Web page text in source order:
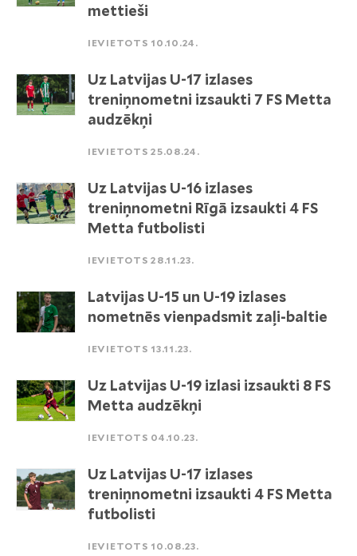
mettieši
IEVIETOTS 10.10.24.
Uz Latvijas U-17 izlases
treniņnometni izsaukti 7 FS Metta
audzēkņi
IEVIETOTS 25.08.24.
Uz Latvijas U-16 izlases
treniņnometni Rīgā izsaukti 4 FS
Metta futbolisti
IEVIETOTS 28.11.23.
Latvijas U-15 un U-19 izlases
nometnēs vienpadsmit zaļi-baltie
IEVIETOTS 13.11.23.
Uz Latvijas U-19 izlasi izsaukti 8 FS
Metta audzēkņi
IEVIETOTS 04.10.23.
Uz Latvijas U-17 izlases
treniņnometni izsaukti 4 FS Metta
futbolisti
IEVIETOTS 10.08.23.